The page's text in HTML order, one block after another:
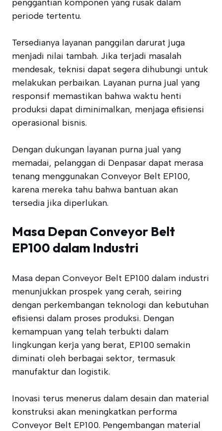
penggantian komponen yang rusak dalam
periode tertentu.
Tersedianya layanan panggilan darurat juga
menjadi nilai tambah. Jika terjadi masalah
mendesak, teknisi dapat segera dihubungi untuk
melakukan perbaikan. Layanan purna jual yang
responsif memastikan bahwa waktu henti
produksi dapat diminimalkan, menjaga efisiensi
operasional bisnis.
Dengan dukungan layanan purna jual yang
memadai, pelanggan di Denpasar dapat merasa
tenang menggunakan Conveyor Belt EP100,
karena mereka tahu bahwa bantuan akan
tersedia jika diperlukan.
Masa Depan Conveyor Belt
EP100 dalam Industri
Masa depan Conveyor Belt EP100 dalam industri
menunjukkan prospek yang cerah, seiring
dengan perkembangan teknologi dan kebutuhan
efisiensi dalam proses produksi. Dengan
kemampuan yang telah terbukti dalam
lingkungan kerja yang berat, EP100 semakin
diminati oleh berbagai sektor, termasuk
manufaktur dan logistik.
Inovasi terus menerus dalam desain dan material
konstruksi akan meningkatkan performa
Conveyor Belt EP100. Pengembangan material